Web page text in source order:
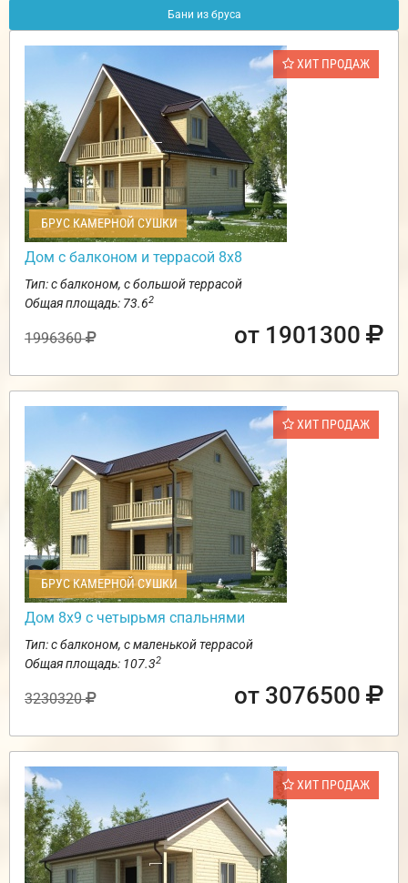
Бани из бруса
ХИТ ПРОДАЖ
БРУС КАМЕРНОЙ СУШКИ
Дом с балконом и террасой 8х8
Тип: с балконом, с большой террасой
Общая площадь: 73.62
1996360 от 1901300
ХИТ ПРОДАЖ
БРУС КАМЕРНОЙ СУШКИ
Дом 8х9 с четырьмя спальнями
Тип: с балконом, с маленькой террасой
Общая площадь: 107.32
3230320 от 3076500
ХИТ ПРОДАЖ